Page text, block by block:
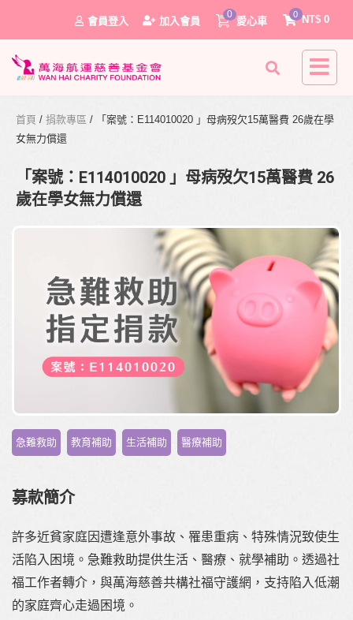
會員登入 加入會員
0
愛心車
0
NT$ 0
0
首頁 / 捐款專區 / 「案號：E114010020 」母病歿欠15萬醫費 26歲在學
女無力償還
「案號：E114010020 」母病歿欠15萬醫費 26
歲在學女無力償還
急難救助 教育補助 生活補助 醫療補助
募款簡介
許多近貧家庭因遭逢意外事故、罹患重病、特殊情況致使生
活陷入困境。急難救助提供生活、醫療、就學補助。透過社
福工作者轉介，與萬海慈善共構社福守護網，支持陷入低潮
的家庭齊心走過困境。